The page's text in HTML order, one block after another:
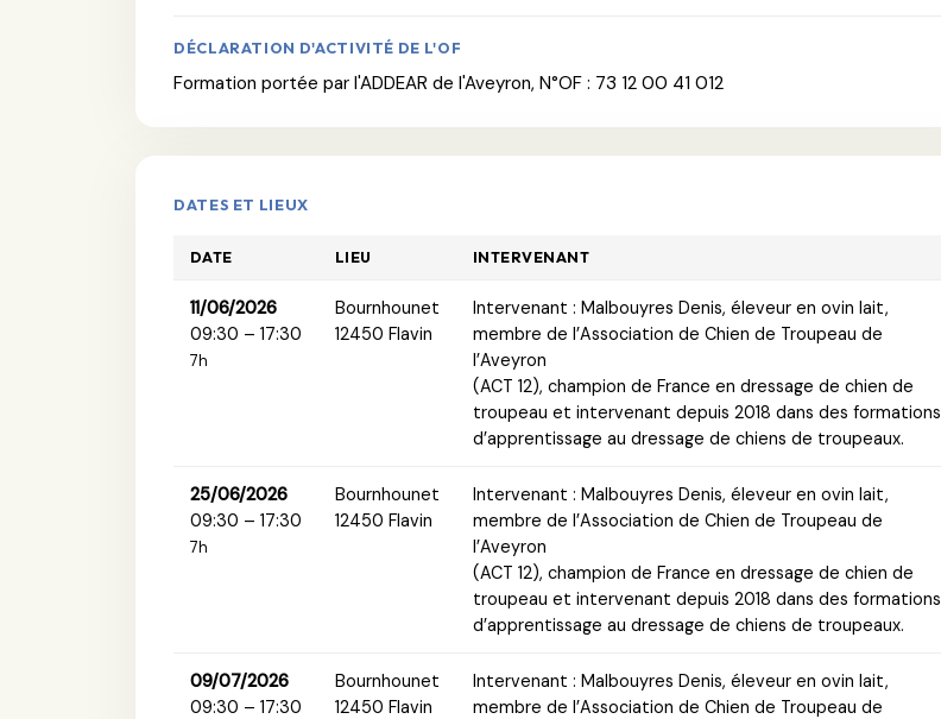
DÉCLARATION D'ACTIVITÉ DE L'OF
Formation portée par l'ADDEAR de l'Aveyron, N°OF : 73 12 00 41 012
DATES ET LIEUX
DATE LIEU INTERVENANT
11/06/2026
09:30 – 17:30
7h
Bournhounet
12450 Flavin
Intervenant : Malbouyres Denis, éleveur en ovin lait,
membre de l’Association de Chien de Troupeau de
l’Aveyron
(ACT 12), champion de France en dressage de chien de
troupeau et intervenant depuis 2018 dans des formations
d’apprentissage au dressage de chiens de troupeaux.
25/06/2026
09:30 – 17:30
7h
Bournhounet
12450 Flavin
Intervenant : Malbouyres Denis, éleveur en ovin lait,
membre de l’Association de Chien de Troupeau de
l’Aveyron
(ACT 12), champion de France en dressage de chien de
troupeau et intervenant depuis 2018 dans des formations
d’apprentissage au dressage de chiens de troupeaux.
09/07/2026
09:30 – 17:30
Bournhounet
12450 Flavin
Intervenant : Malbouyres Denis, éleveur en ovin lait,
membre de l’Association de Chien de Troupeau de